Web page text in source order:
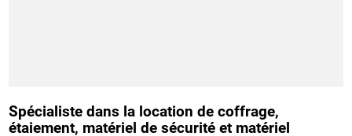
Spécialiste dans la location de coffrage,
étaiement, matériel de sécurité et matériel